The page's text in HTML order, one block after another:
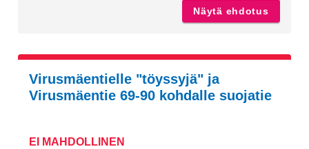
Näytä ehdotus
Virusmäentielle "töyssyjä" ja
Virusmäentie 69-90 kohdalle suojatie
EI MAHDOLLINEN